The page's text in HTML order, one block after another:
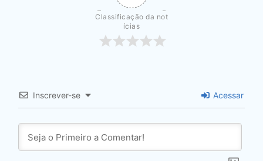
Classificação da not
ícias
Inscrever-se Acessar